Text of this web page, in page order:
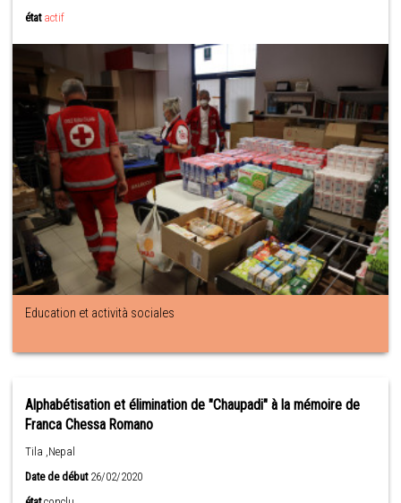
état actif
Education et actività sociales
Alphabétisation et élimination de "Chaupadi" à la mémoire de
Franca Chessa Romano
Tila ,Nepal
Date de début26/02/2020